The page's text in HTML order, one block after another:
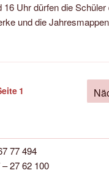
16 Uhr dürfen die Schüler
und die
1
77 494
27 62 100